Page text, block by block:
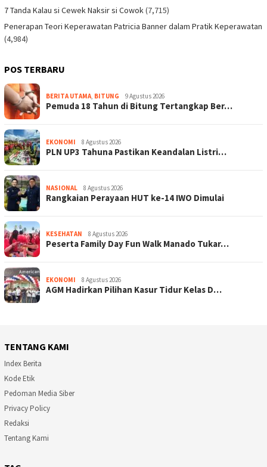
7 Tanda Kalau si Cewek Naksir si Cowok(7,715)
Penerapan Teori Keperawatan Patricia Banner dalam Pratik Keperawatan
(4,984)
POS TERBARU
BERITA UTAMA BITUNG 9 Agustus 2026
Pemuda 18 Tahun di Bitung Tertangkap Ber…
EKONOMI 8 Agustus 2026
PLN UP3 Tahuna Pastikan Keandalan Listri…
NASIONAL 8 Agustus 2026
Rangkaian Perayaan HUT ke-14 IWO Dimulai
KESEHATAN 8 Agustus 2026
Peserta Family Day Fun Walk Manado Tukar…
EKONOMI 8 Agustus 2026
AGM Hadirkan Pilihan Kasur Tidur Kelas D…
TENTANG KAMI
Index Berita
Kode Etik
Pedoman Media Siber
Privacy Policy
Redaksi
Tentang Kami